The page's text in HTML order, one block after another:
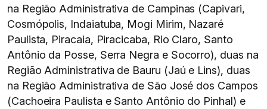
na Região Administrativa de Campinas (Capivari,
Cosmópolis, Indaiatuba, Mogi Mirim, Nazaré
Paulista, Piracaia, Piracicaba, Rio Claro, Santo
Antônio da Posse, Serra Negra e Socorro), duas na
Região Administrativa de Bauru (Jaú e Lins), duas
na Região Administrativa de São José dos Campos
(Cachoeira Paulista e Santo Antônio do Pinhal) e